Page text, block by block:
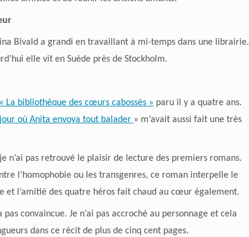
Bivald a grandi en travaillant à mi-temps dans une librairie.
elle vit en Suède près de Stockholm.
« La bibliothèque des cœurs cabossés » paru il y a quatre ans.
où Anita envoya tout balader » m’avait aussi fait une très
n’ai pas retrouvé le plaisir de lecture des premiers romans.
l’homophobie ou les transgenres, ce roman interpelle le
et l’amitié des quatre héros fait chaud au cœur également.
convaincue. Je n’ai pas accroché au personnage et cela
dans ce récit de plus de cinq cent pages.